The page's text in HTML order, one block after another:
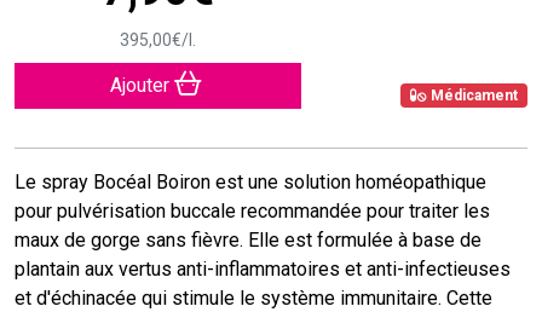
395,00€/
Ajouter Médicament
Le spray Bocéal Boiron est une solution homéopathique
pour pulvérisation buccale recommandée pour traiter les
maux de gorge sans fièvre. Elle est formulée à base de
plantain aux vertus anti-inflammatoires et anti-infectieuses
et d'échinacée qui stimule le système immunitaire. Cette